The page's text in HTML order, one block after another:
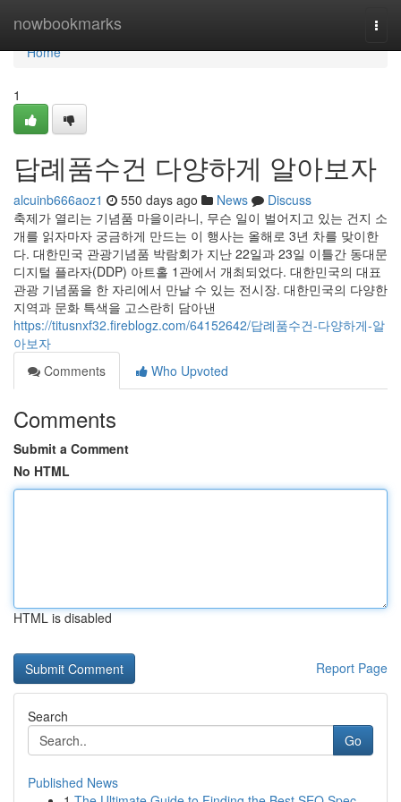
nowbookmarks
Home
Home
1
답례품수건 다양하게 알아보자
alcuinb666aoz1 550 days ago News
Discuss
축제가 열리는 기념품 마을이라니, 무슨 일이 벌어지고 있는 건지 소
개를 읽자마자 궁금하게 만드는 이 행사는 올해로 3년 차를 맞이한
다. 대한민국 관광기념품 박람회가 지난 22일과 23일 이틀간 동대문
디지털 플라자(DDP) 아트홀 1관에서 개최되었다. 대한민국의 대표
관광 기념품을 한 자리에서 만날 수 있는 전시장. 대한민국의 다양한
지역과 문화 특색을 고스란히 담아낸
https://titusnxf32.fireblogz.com/64152642/답례품수건-다양하게-알
아보자
Comments
Who Upvoted
Comments
Submit a Comment
No HTML
HTML is disabled
Report Page
Search
Go
Published News